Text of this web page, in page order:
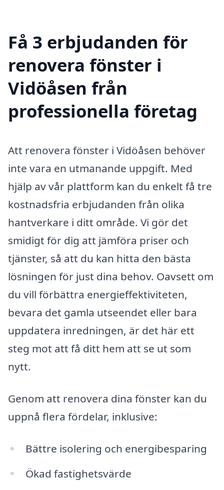
Få 3 erbjudanden för
renovera fönster i
Vidöåsen från
professionella företag
Att renovera fönster i Vidöåsen behöver
inte vara en utmanande uppgift. Med
hjälp av vår plattform kan du enkelt få tre
kostnadsfria erbjudanden från olika
hantverkare i ditt område. Vi gör det
smidigt för dig att jämföra priser och
tjänster, så att du kan hitta den bästa
lösningen för just dina behov. Oavsett om
du vill förbättra energieffektiviteten,
bevara det gamla utseendet eller bara
uppdatera inredningen, är det här ett
steg mot att få ditt hem att se ut som
nytt.
Genom att renovera dina fönster kan du
uppnå flera fördelar, inklusive:
Bättre isolering och energibesparing
Ökad fastighetsvärde